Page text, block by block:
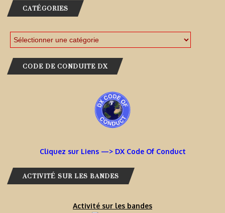
CATÉGORIES
CODE DE CONDUITE DX
Cliquez sur Liens —> DX Code Of Conduct
ACTIVITÉ SUR LES BANDES
Activité sur les bandes